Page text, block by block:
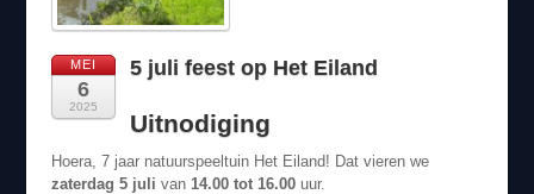
MEI
6
2025
5 juli feest op Het Eiland
Uitnodiging
Hoera, 7 jaar natuurspeeltuin Het Eiland! Dat vieren we
zaterdag 5 juli van 14.00 tot 16.00uur.